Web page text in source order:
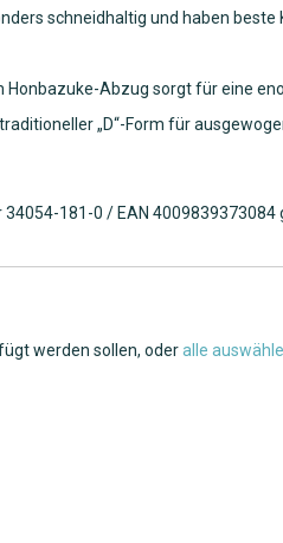
schneidhaltig und haben beste
Honbazuke-Abzug sorgt für eine
„D“-Form für
181-0 / EAN 4009839373084
werden sollen, oderalle